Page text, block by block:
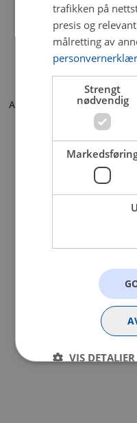
Application error: a client-
browser
trafikken på
presis og
målretting av
Strengt
nødvendig
VIS DETALJER